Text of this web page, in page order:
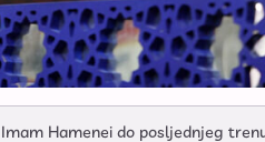
Hamenei do posljednjeg